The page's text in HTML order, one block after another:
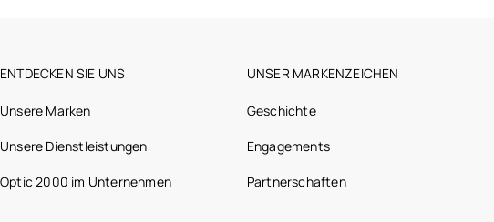
ENTDECKEN SIE UNS
Unsere Marken
Unsere Dienstleistungen
Optic 2000 im Unternehmen
UNSER MARKENZEICHEN
Geschichte
Engagements
Partnerschaften